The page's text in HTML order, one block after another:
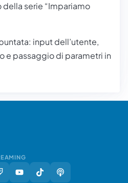
serie “Impariamo
input dell’utente,
e passaggio di parametri in